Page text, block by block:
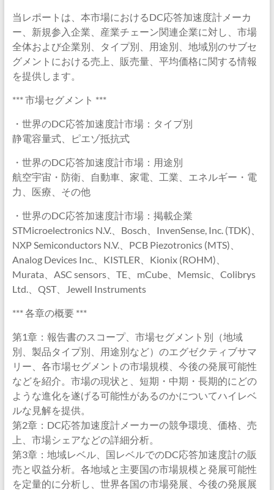
当レポートは、本市場におけるDC応答加速度計メーカ
ー、新規参入企業、産業チェーン関連企業に対し、市場
全体および企業別、タイプ別、用途別、地域別のサブセ
グメントにおける売上、販売量、平均価格に関する情報
を提供します。
*** 市場セグメント ***
・世界のDC応答加速度計市場：タイプ別
静電容量式、ピエゾ抵抗式
・世界のDC応答加速度計市場：用途別
航空宇宙・防衛、自動車、家電、工業、エネルギー・電
力、医療、その他
・世界のDC応答加速度計市場：掲載企業
STMicroelectronics N.V.、Bosch、InvenSense, Inc. (TDK)、
NXP Semiconductors N.V.、PCB Piezotronics (MTS)、
Analog Devices Inc.、KISTLER、Kionix (ROHM)、
Murata、ASC sensors、TE、mCube、Memsic、Colibrys
Ltd.、QST、Jewell Instruments
*** 各章の概要 ***
第1章：報告書のスコープ、市場セグメント別（地域
別、製品タイプ別、用途別など）のエグゼクティブサマ
リー、各市場セグメントの市場規模、今後の発展可能性
などを紹介。市場の現状と、短期・中期・長期的にどの
ような進化を遂げる可能性があるのかについてハイレベ
ルな見解を提供。
第2章：DC応答加速度計メーカーの競争環境、価格、売
上、市場シェアなどの詳細分析。
第3章：地域レベル、国レベルでのDC応答加速度計の販
売と収益分析。各地域と主要国の市場規模と発展可能性
を定量的に分析し、世界各国の市場発展、今後の発展展